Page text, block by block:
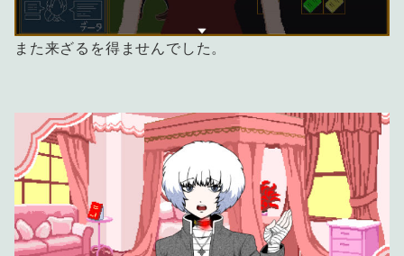
また来ざるを得ませんでした。